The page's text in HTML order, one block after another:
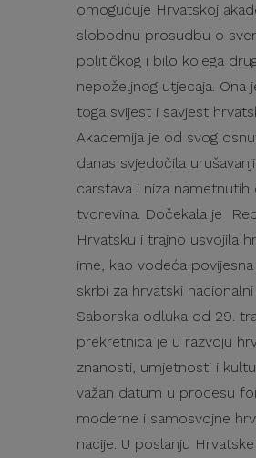
omogućuje Hrvatskoj
slobodnu prosudbu o
političkog i bilo kojega
nepoželjnog utjecaja. Ona
toga svijest i savjest
Akademija je od svog
danas svjedočila
carstava i niza nametnutih
tvorevina. Dočekala je
Hrvatsku i trajno usvojila
ime, kao vodeća
skrbi za hrvatski
Saborska odluka od 29.
prekretnica je u razvoju
znanosti, umjetnosti i
važan datum u procesu
moderne i samosvojne
nacije. U poslanju